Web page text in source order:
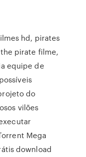
hd, pirates
pirate filme,
equipe de
do
vilões
Mega
download